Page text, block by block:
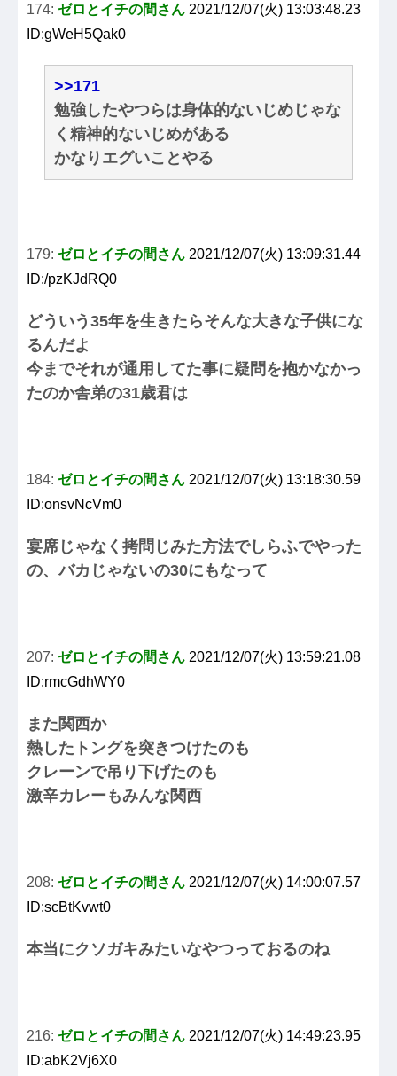
174: ゼロとイチの間さん 2021/12/07(火) 13:03:48.23
ID:gWeH5Qak0
>>171
勉強したやつらは身体的ないじめじゃな
く精神的ないじめがある
かなりエグいことやる
179: ゼロとイチの間さん 2021/12/07(火) 13:09:31.44
ID:/pzKJdRQ0
どういう35年を生きたらそんな大きな子供にな
るんだよ
今までそれが通用してた事に疑問を抱かなかっ
たのか舎弟の31歳君は
184: ゼロとイチの間さん 2021/12/07(火) 13:18:30.59
ID:onsvNcVm0
宴席じゃなく拷問じみた方法でしらふでやった
の、バカじゃないの30にもなって
207: ゼロとイチの間さん 2021/12/07(火) 13:59:21.08
ID:rmcGdhWY0
また関西か
熱したトングを突きつけたのも
クレーンで吊り下げたのも
激辛カレーもみんな関西
208: ゼロとイチの間さん 2021/12/07(火) 14:00:07.57
ID:scBtKvwt0
本当にクソガキみたいなやつっておるのね
216: ゼロとイチの間さん 2021/12/07(火) 14:49:23.95
ID:abK2Vj6X0